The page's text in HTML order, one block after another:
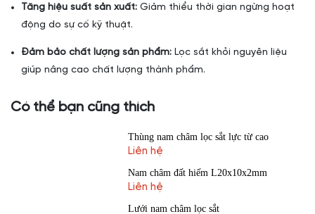
Tăng hiệu suất sản xuất: Giảm thiểu thời gian ngừng hoạt
động do sự cố kỹ thuật.
Đảm bảo chất lượng sản phẩm: Lọc sắt khỏi nguyên liệu
giúp nâng cao chất lượng thành phẩm.
Có thể bạn cũng thích
Thùng nam châm lọc sắt lực từ cao
Liên hệ
Nam châm đất hiếm L20x10x2mm
Liên hệ
Lưới nam châm lọc sắt